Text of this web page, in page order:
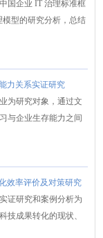
国企业 IT 治理标准框
型的研究分析，总结
力关系实证研究
为研究对象，通过文
与企业生存能力之间
效率评价及对策研究
证研究和案例分析为
技成果转化的现状、